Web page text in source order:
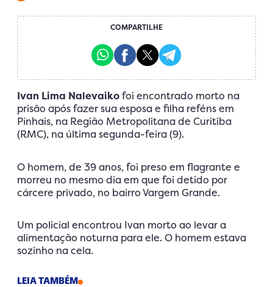
COMPARTILHE
Ivan Lima Nalevaikofoi encontrado morto na
prisão após fazer sua esposa e filha reféns em
Pinhais, na Região Metropolitana de Curitiba
(RMC), na última segunda-feira (9).
O homem, de 39 anos, foi preso em flagrante e
morreu no mesmo dia em que foi detido por
cárcere privado, no bairro Vargem Grande.
Um policial encontrou Ivan morto ao levar a
alimentação noturna para ele. O homem estava
sozinho na cela.
LEIA TAMBÉM